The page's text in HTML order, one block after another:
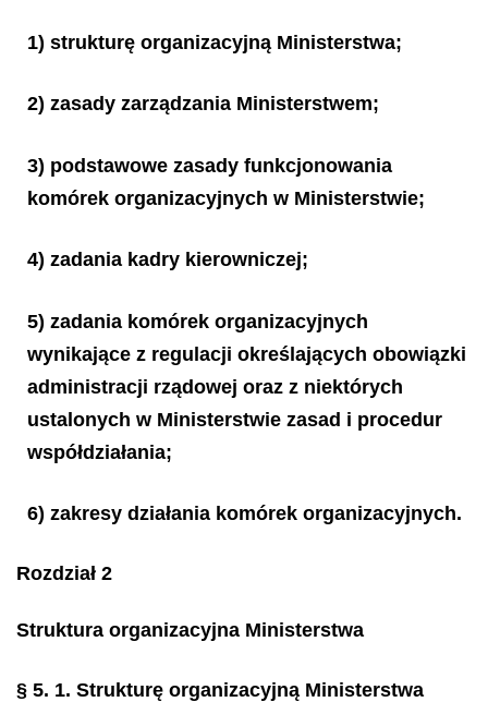
1) strukturę organizacyjną Ministerstwa;
2) zasady zarządzania Ministerstwem;
3) podstawowe zasady funkcjonowania
komórek organizacyjnych w Ministerstwie;
4) zadania kadry kierowniczej;
5) zadania komórek organizacyjnych
wynikające z regulacji określających obowiązki
administracji rządowej oraz z niektórych
ustalonych w Ministerstwie zasad i procedur
współdziałania;
6) zakresy działania komórek organizacyjnych.
Rozdział 2
Struktura organizacyjna Ministerstwa
§ 5. 1. Strukturę organizacyjną Ministerstwa